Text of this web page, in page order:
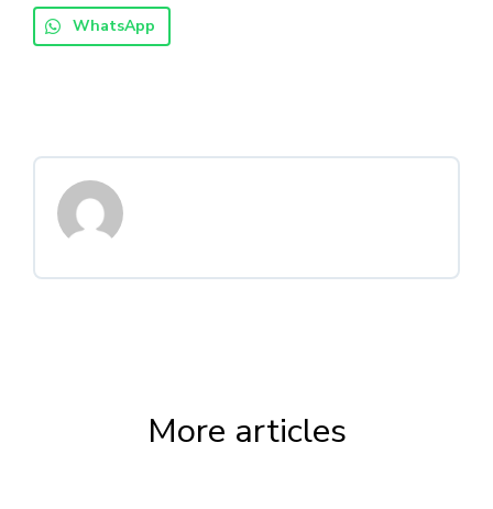
WhatsApp
More articles